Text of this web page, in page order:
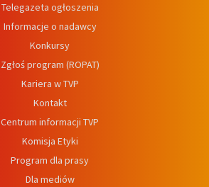
Telegazeta ogłoszenia
Informacje o nadawcy
Konkursy
Zgłoś program (ROPAT)
Kariera w TVP
Kontakt
Centrum informacji TVP
Komisja Etyki
Program dla prasy
Dla mediów